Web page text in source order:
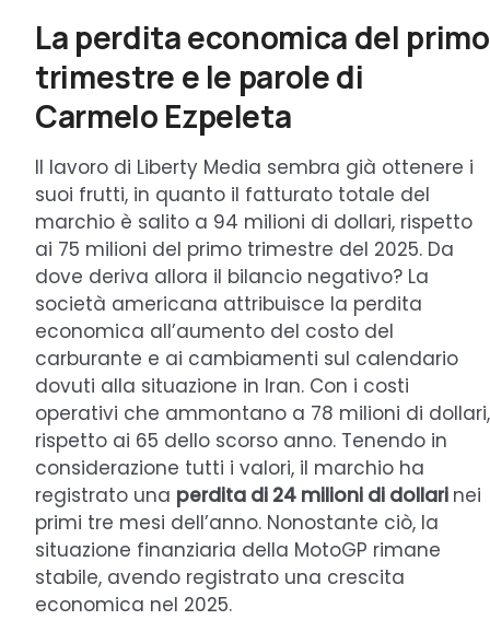
La perdita economica del primo
trimestre e le parole di
Carmelo Ezpeleta
Il lavoro di Liberty Media sembra già ottenere i
suoi frutti, in quanto il fatturato totale del
marchio è salito a 94 milioni di dollari, rispetto
ai 75 milioni del primo trimestre del 2025. Da
dove deriva allora il bilancio negativo? La
società americana attribuisce la perdita
economica all’aumento del costo del
carburante e ai cambiamenti sul calendario
dovuti alla situazione in Iran. Con i costi
operativi che ammontano a 78 milioni di dollari,
rispetto ai 65 dello scorso anno. Tenendo in
considerazione tutti i valori, il marchio ha
registrato una perdita di 24 milioni di dollari nei
primi tre mesi dell’anno. Nonostante ciò, la
situazione finanziaria della MotoGP rimane
stabile, avendo registrato una crescita
economica nel 2025.